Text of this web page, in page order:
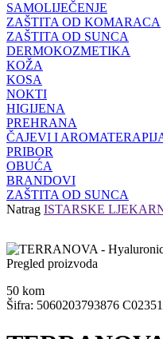
SAMOLIJEČENJE
ZAŠTITA OD KOMARACA
ZAŠTITA OD SUNCA
DERMOKOZMETIKA
KOŽA
KOSA
NOKTI
HIGIJENA
PREHRANA
ČAJEVI I
PRIBOR
OBUĆA
BRANDOVI
ZAŠTITA OD SUNCA
Natrag ISTARSKE
Pregled proizvoda
50 kom
Šifra: 5060203793876